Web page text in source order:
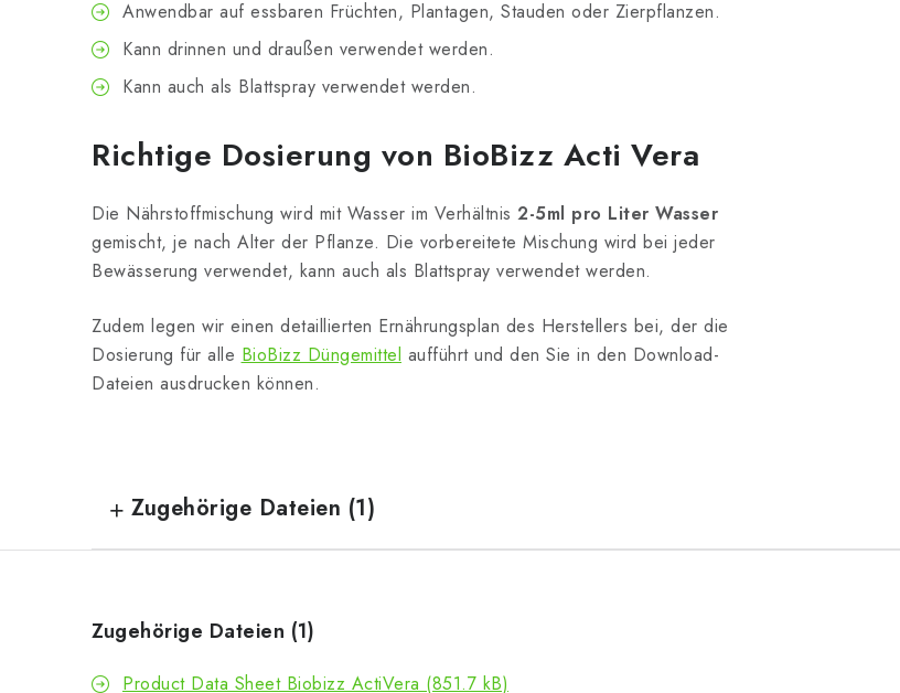
Anwendbar auf essbaren Früchten, Plantagen, Stauden oder Zierpflanzen.
Kann drinnen und draußen verwendet werden.
Kann auch als Blattspray verwendet werden.
Richtige Dosierung von BioBizz Acti Vera
Die Nährstoffmischung wird mit Wasser im Verhältnis 2-5ml pro Liter Wasser
gemischt, je nach Alter der Pflanze. Die vorbereitete Mischung wird bei jeder
Bewässerung verwendet, kann auch als Blattspray verwendet werden.
Zudem legen wir einen detaillierten Ernährungsplan des Herstellers bei, der die
Dosierung für alle BioBizz Düngemittel aufführt und den Sie in den Download-
Dateien ausdrucken können.
Zugehörige Dateien (1)
Zugehörige Dateien (1)
Product Data Sheet Biobizz ActiVera (851.7 kB)